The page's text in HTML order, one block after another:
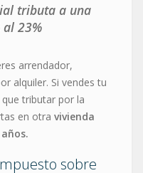
tributa a una
al 23%
arrendador,
alquiler. Si vendes tu
tributar por la
en otra vivienda
sobre